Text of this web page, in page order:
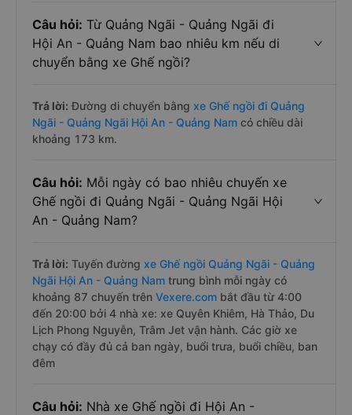
Câu hỏi: Từ Quảng Ngãi - Quảng Ngãi đi
Hội An - Quảng Nam bao nhiêu km nếu di
chuyển bằng xe Ghế ngồi?
Trả lời: Đường di chuyển bằng xe Ghế ngồi đi Quảng
Ngãi - Quảng Ngãi Hội An - Quảng Nam có chiều dài
khoảng 173 km.
Câu hỏi: Mỗi ngày có bao nhiêu chuyến xe
Ghế ngồi đi Quảng Ngãi - Quảng Ngãi Hội
An - Quảng Nam?
Trả lời: Tuyến đường xe Ghế ngồi Quảng Ngãi - Quảng
Ngãi Hội An - Quảng Nam trung bình mỗi ngày có
khoảng 87 chuyến trên Vexere.com bắt đầu từ 4:00
đến 20:00 bởi 4 nhà xe: xe Quyên Khiêm, Hà Thảo, Du
Lịch Phong Nguyễn, Trâm Jet vận hành. Các giờ xe
chạy có đầy đủ cả ban ngày, buổi trưa, buổi chiều, ban
đêm
Câu hỏi: Nhà xe Ghế ngồi đi Hội An -